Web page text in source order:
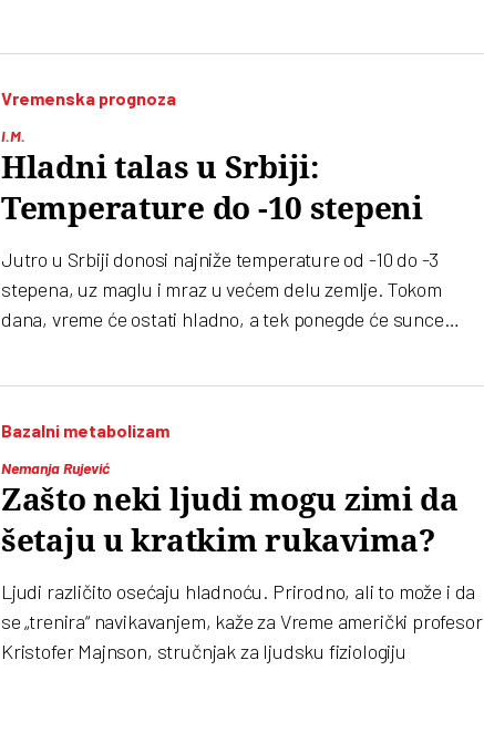
Vremenska prognoza
I.M.
Hladni talas u Srbiji:
Temperature do -10 stepeni
Jutro u Srbiji donosi najniže temperature od -10 do -3
stepena, uz maglu i mraz u većem delu zemlje. Tokom
dana, vreme će ostati hladno, a tek ponegde će sunce
Bazalni metabolizam
Nemanja Rujević
Zašto neki ljudi mogu zimi da
šetaju u kratkim rukavima?
Ljudi različito osećaju hladnoću. Prirodno, ali to može i da
se „trenira“ navikavanjem, kaže za Vreme američki profesor
Kristofer Majnson, stručnjak za ljudsku fiziologiju